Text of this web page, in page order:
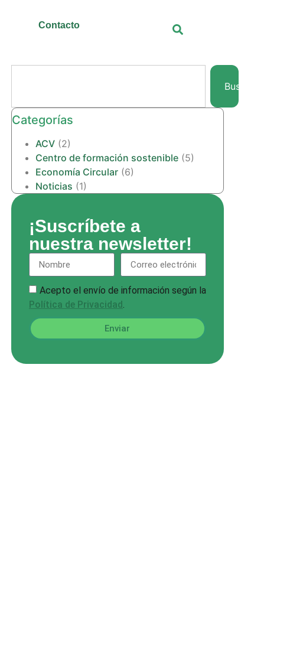
Contacto
Buscar
Categorías
ACV(2)
Centro de formación sostenible(5)
Economía Circular(6)
Noticias (1)
¡Suscríbete a
nuestra newsletter!
Acepto el envío de información según la
Política de Privacidad
Enviar